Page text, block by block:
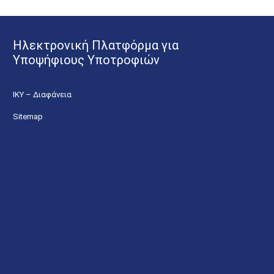
Ηλεκτρονική Πλατφόρμα για
Υποψήφιους Υποτροφιών
ΙΚΥ – Διαφάνεια
Sitemap